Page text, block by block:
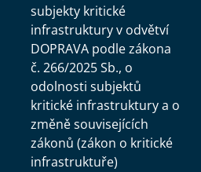
subjekty kritické
infrastruktury v odvětví
DOPRAVA podle zákona
č. 266/2025 Sb., o
odolnosti subjektů
kritické infrastruktury a o
změně souvisejících
zákonů (zákon o kritické
infrastruktuře)